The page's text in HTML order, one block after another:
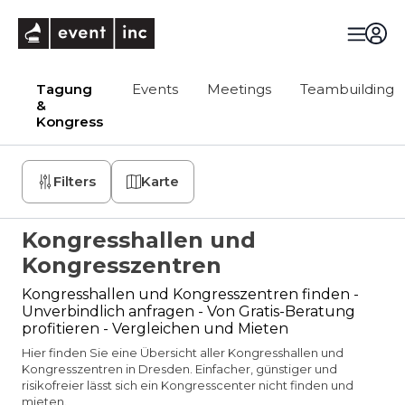
Tagung
&
Kongress
Events Meetings Teambuilding
Filters Karte
Kongresshallen und
Kongresszentren
Kongresshallen und Kongresszentren finden -
Unverbindlich anfragen - Von Gratis-Beratung
profitieren - Vergleichen und Mieten
Hier finden Sie eine Übersicht aller Kongresshallen und
Kongresszentren in Dresden. Einfacher, günstiger und
risikofreier lässt sich ein Kongresscenter nicht finden und
mieten.